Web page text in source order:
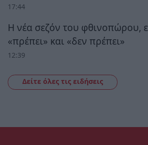
17:44
Η νέα σεζόν του φθινοπώρου,
«πρέπει» και «δεν πρέπει»
12:39
Δείτε όλες τις ειδήσεις